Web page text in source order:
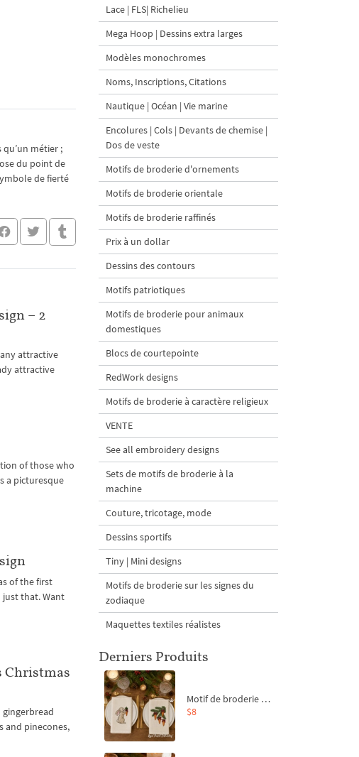
métier ;
du point de
de fierté
– 2
attractive
attractive
of those who
a picturesque
of the first
just that. Want
Christmas
and pinecones,
Lace | FLS| Richelieu
Mega Hoop | Dessins extra larges
Modèles monochromes
Noms, Inscriptions, Citations
Nautique | Océan | Vie marine
Encolures | Cols | Devants de chemise |
Dos de veste
Motifs de broderie d'ornements
Motifs de broderie orientale
Motifs de broderie raffinés
Prix à un dollar
Dessins des contours
Motifs patriotiques
Motifs de broderie pour animaux
domestiques
Blocs de courtepointe
RedWork designs
Motifs de broderie à caractère religieux
VENTE
See all embroidery designs
Sets de motifs de broderie à la
machine
Couture, tricotage, mode
Dessins sportifs
Tiny | Mini designs
Motifs de broderie sur les signes du
zodiaque
Maquettes textiles réalistes
Derniers Produits
Motif de broderie machine Branche de sapin et carottes - 4 tailles
$8